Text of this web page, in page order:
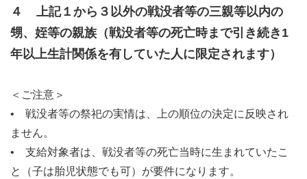
４ 上記１から３以外の戦没者等の三親等以内の
甥、姪等の親族（戦没者等の死亡時まで引き続き1
年以上生計関係を有していた人に限定されます）
＜ご注意＞
• 戦没者等の祭祀の実情は、上の順位の決定に反映され
ません。
• 支給対象者は、戦没者等の死亡当時に生まれていたこ
と（子は胎児状態でも可）が要件になります。